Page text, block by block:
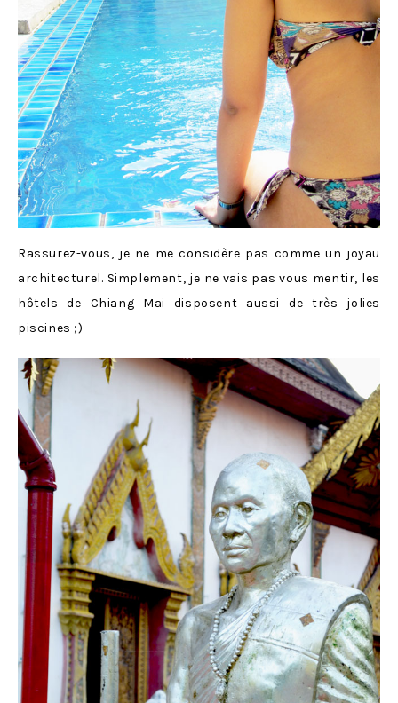
Rassurez-vous, je ne me considère pas comme un joyau
architecturel. Simplement, je ne vais pas vous mentir, les
hôtels de Chiang Mai disposent aussi de très jolies
piscines ;)